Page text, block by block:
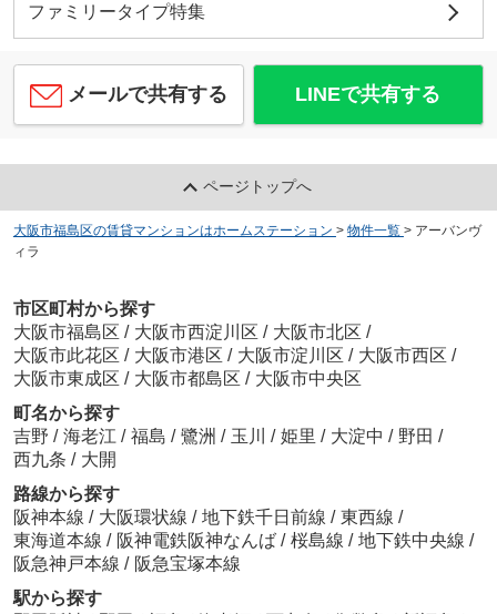
ファミリータイプ特集
メールで共有する LINEで共有する
ページトップへ
大阪市福島区の賃貸マンションはホームステーション > 物件一覧 > アーバンヴ
ィラ
市区町村から探す
大阪市福島区 / 大阪市西淀川区 / 大阪市北区 /
大阪市此花区 / 大阪市港区 / 大阪市淀川区 / 大阪市西区 /
大阪市東成区 / 大阪市都島区 / 大阪市中央区
町名から探す
吉野 / 海老江 / 福島 / 鷺洲 / 玉川 / 姫里 / 大淀中 / 野田 /
西九条 / 大開
路線から探す
阪神本線 / 大阪環状線 / 地下鉄千日前線 / 東西線 /
東海道本線 / 阪神電鉄阪神なんば / 桜島線 / 地下鉄中央線 /
阪急神戸本線 / 阪急宝塚本線
駅から探す